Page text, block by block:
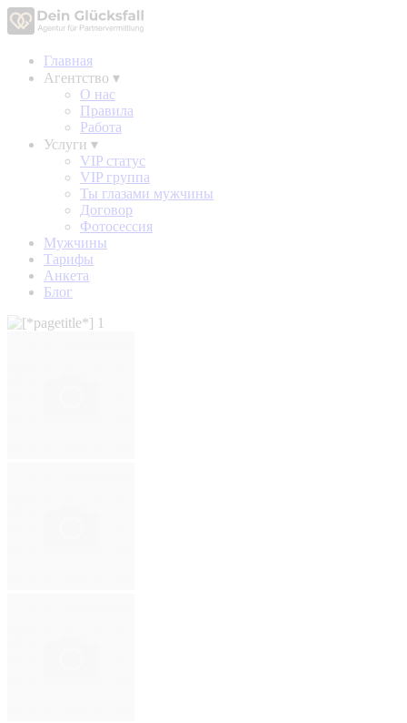
Главная
Агентство ▾
О нас
Правила
Работа
Услуги ▾
VIP статус
VIP группа
Ты глазами мужчины
Договор
Фотосессия
Мужчины
Тарифы
Анкета
Блог